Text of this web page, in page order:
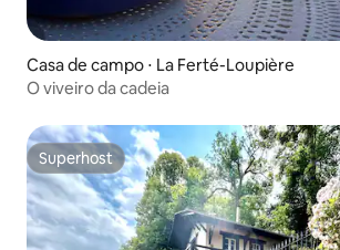
Casa de campo ⋅ La Ferté-Loupière
O viveiro da cadeia
Superhost
Superhost